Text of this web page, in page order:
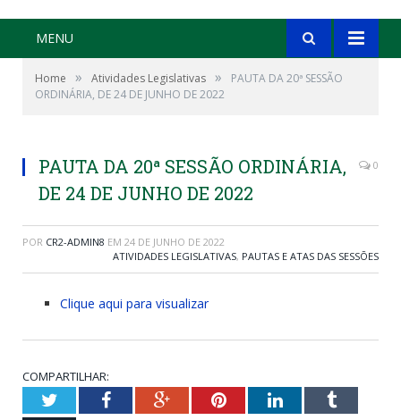
MENU
Home » Atividades Legislativas »
PAUTA DA 20ª SESSÃO
ORDINÁRIA, DE 24 DE JUNHO DE 2022
PAUTA DA 20ª SESSÃO ORDINÁRIA,
DE 24 DE JUNHO DE 2022
0
POR CR2-ADMIN8 EM 24 DE JUNHO DE 2022
ATIVIDADES LEGISLATIVAS, PAUTAS E ATAS DAS SESSÕES
Clique aqui para visualizar
COMPARTILHAR:
TwitterFacebookGoogle+PinterestLinkedInTumblr